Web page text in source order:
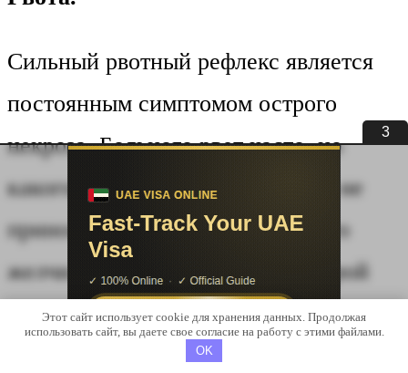
2
Сильный рвотный рефлекс является
постоянным симптомом острого
некроза. Больного рвет часто, но
какого-либо облегчения это ему не
приносит. В рвотной массе много
желчи. Все это приводит к быстрой
потере организмом необходимой
жидкости и угрожает
Этот сайт использует cookie для хранения данных. Продолжая
использовать сайт, вы даете свое согласие на работу с этими файлами.
OK